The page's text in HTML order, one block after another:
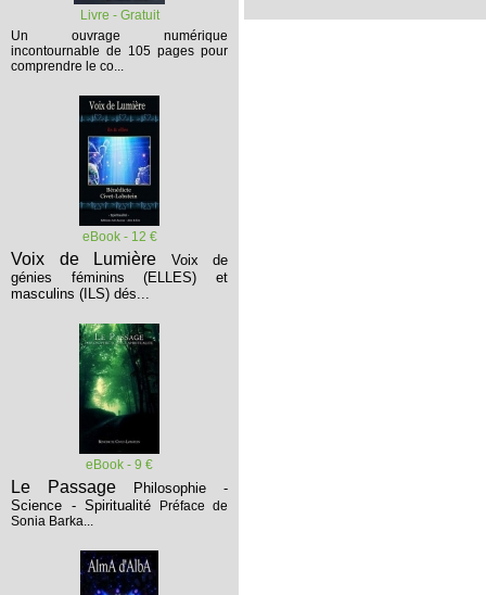
Livre - Gratuit
Un ouvrage numérique
incontournable de 105 pages pour
comprendre le co...
eBook - 12 €
Voix de Lumière
Voix de
génies féminins (ELLES) et
masculins (ILS) dés...
eBook - 9 €
Le Passage
Philosophie -
Science - Spiritualité
Préface de
Sonia Barka...